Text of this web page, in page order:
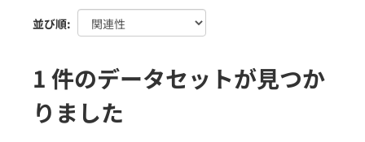
並び順
1 件のデータセットが見つか
りました